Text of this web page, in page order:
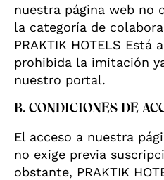
nuestra página web no
la categoría de
PRAKTIK HOTELS Está
prohibida la imitación
nuestro portal.
B. CONDICIONES DE
El acceso a nuestra
no exige previa
obstante, PRAKTIK